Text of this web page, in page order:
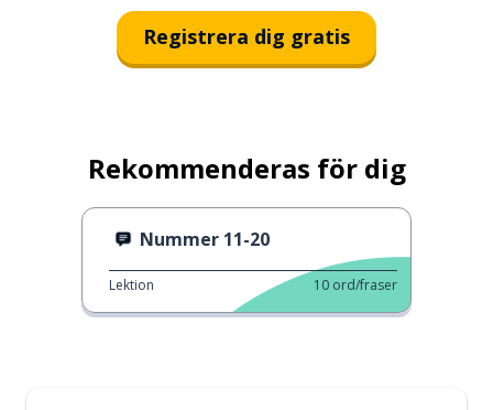
Registrera dig gratis
Rekommenderas för dig
Nummer 11-20
Lektion 10 ord/fraser